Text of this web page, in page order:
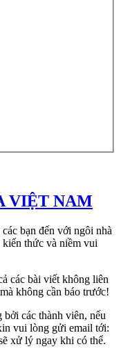
VIỆT NAM
các bạn đến với ngôi nhà
kiến thức và niềm vui
các bài viết không liên
không cần báo trước!
các thành viên, nếu
vui lòng gửi email tới:
xử lý ngay khi có thể.